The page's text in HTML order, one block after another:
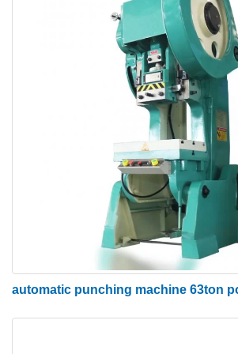
Vastavalt liuguri liikumisrežiimile on
kahetoimelised, kolmetoimelised
enimkasutatud on liuguri
lehtstantsimasin. Kahetoimelisi ja
lehtmetalli stantsimispresse
autokere ja suuremahulistes
2> edasiviiva jõuga
Vastavalt liuguri liikumapanevale
jagada mehaaniliseks ja
seega vastavalt kasutuse
jagatakse mulgustusmasin
automatic punching machine 63ton